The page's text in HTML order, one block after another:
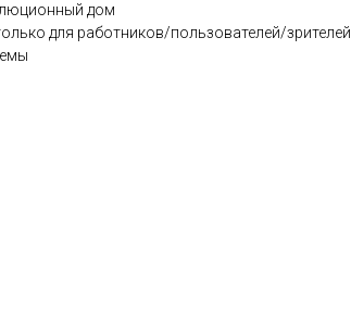
дом
для работников/пользователей/зрителей